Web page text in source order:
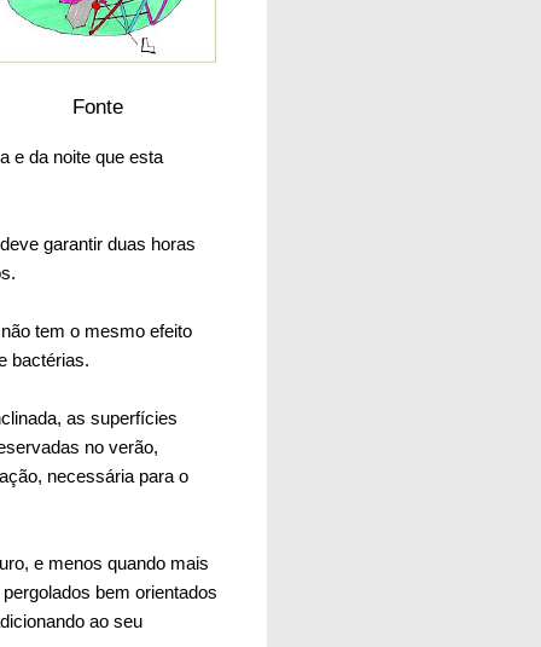
Fonte
e da noite que esta
garantir duas horas
tem o mesmo efeito
bactérias.
as superfícies
no verão,
necessária para o
e menos quando mais
bem orientados
ao seu